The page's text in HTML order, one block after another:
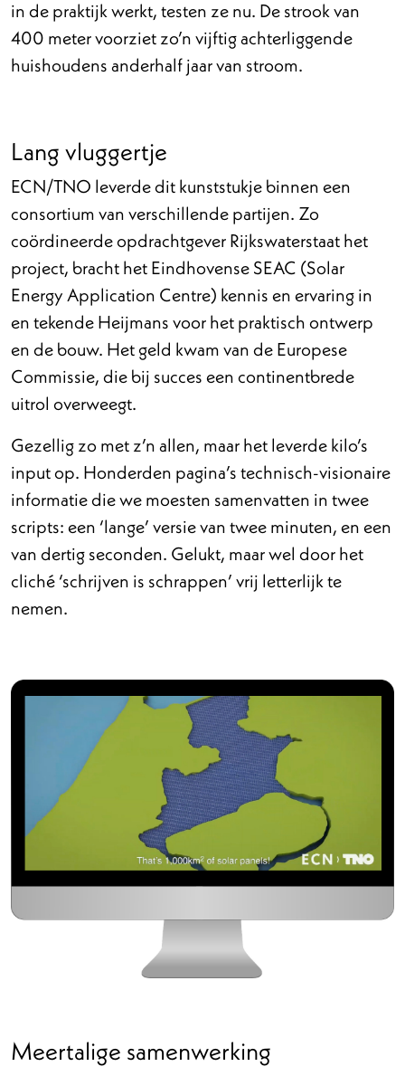
in de praktijk werkt, testen ze nu. De strook van
400 meter voorziet zo’n vijftig achterliggende
huishoudens anderhalf jaar van stroom.
Lang vluggertje
ECN/TNO leverde dit kunststukje binnen een
consortium van verschillende partijen. Zo
coördineerde opdrachtgever Rijkswaterstaat het
project, bracht het Eindhovense SEAC (Solar
Energy Application Centre) kennis en ervaring in
en tekende Heijmans voor het praktisch ontwerp
en de bouw. Het geld kwam van de Europese
Commissie, die bij succes een continentbrede
uitrol overweegt.
Gezellig zo met z’n allen, maar het leverde kilo’s
input op. Honderden pagina’s technisch-visionaire
informatie die we moesten samenvatten in twee
scripts: een ‘lange’ versie van twee minuten, en een
van dertig seconden. Gelukt, maar wel door het
cliché ‘schrijven is schrappen’ vrij letterlijk te
nemen.
Meertalige samenwerking